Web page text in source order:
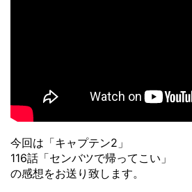
今回は「キャプテン2」
116話「センバツで帰ってこい」
の感想をお送り致します。